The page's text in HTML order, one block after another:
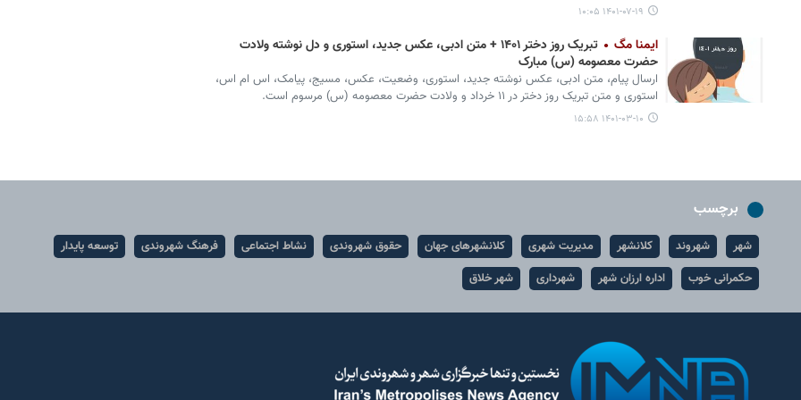
۱۴۰۱-۰۷-۱۹ ۱۰:۰۵
ایمنا مگ
تبریک روز دختر ۱۴۰۱ + متن ادبی، عکس جدید، استوری و دل نوشته ولادت
حضرت معصومه (س) مبارک
ارسال پیام، متن ادبی، عکس نوشته جدید، استوری، وضعیت، عکس، مسیج، پیامک، اس ام اس،
استوری و متن تبریک روز دختر در ۱۱ خرداد و ولادت حضرت معصومه (س) مرسوم است.
۱۴۰۱-۰۳-۱۰ ۱۵:۵۸
برچسب
شهر شهروند کلانشهر مدیریت شهری کلانشهرهای جهان حقوق شهروندی نشاط اجتماعی فرهنگ شهروندی
توسعه پایدار
حکمرانی خوب
اداره ارزان شهر شهرداری شهر خلاق